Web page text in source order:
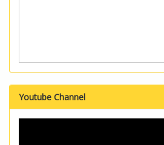
Youtube Channel